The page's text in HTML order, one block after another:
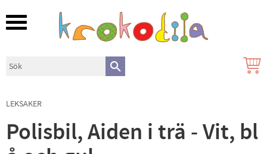
Meny
LEKSAKER
Polisbil, Aiden i trä - Vit, bl